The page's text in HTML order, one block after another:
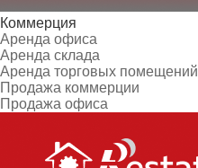
Коммерция
Аренда офиса
Аренда склада
Аренда торговых помещений
Продажа коммерции
Продажа офиса